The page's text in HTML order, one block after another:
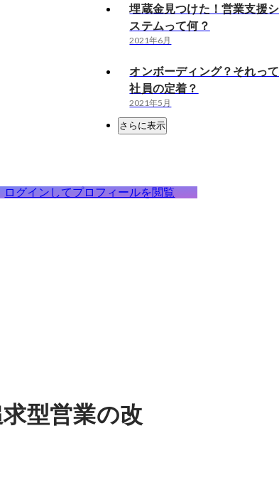
埋蔵金見つけた！営業支援シ
ステムって何？
2021年6月
オンボーディング？それって
社員の定着？
2021年5月
さらに表示
ログインしてプロフィールを閲覧
型営業の改